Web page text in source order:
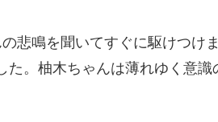
悲鳴を聞いてすぐに駆けつ
た。柚木ちゃんは薄れゆく意